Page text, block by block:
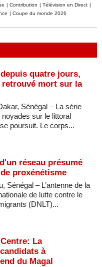
| Contribution | Télévision en Direct |
| Coupe du monde 2026
quatre jours,
retrouvé mort sur la
Sénégal – La série
noyades sur le littoral
poursuit. Le corps...
réseau présumé
proxénétisme
Sénégal – L’antenne de la
de lutte contre le
(DNLT)...
La
à
du Magal